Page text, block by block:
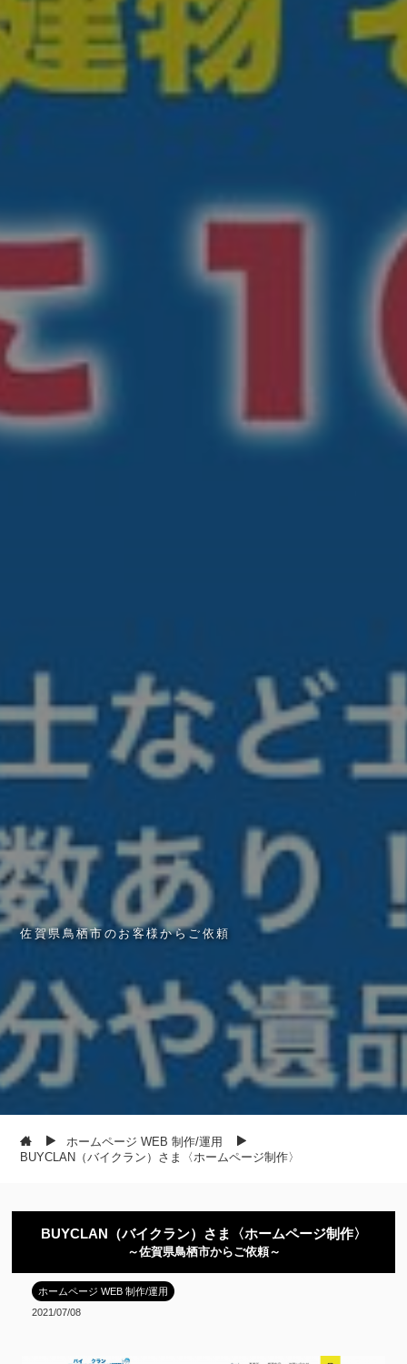
佐賀県鳥栖市の お客様からご 依頼
ホームページ WEB 制作/運用
BUYCLAN（バイクラン）さま〈ホームページ制作〉
BUYCLAN（バイクラン）さま〈ホームページ制作〉
～佐賀県鳥栖市からご依頼～
ホームページ WEB 制作/運用
2021/07/08